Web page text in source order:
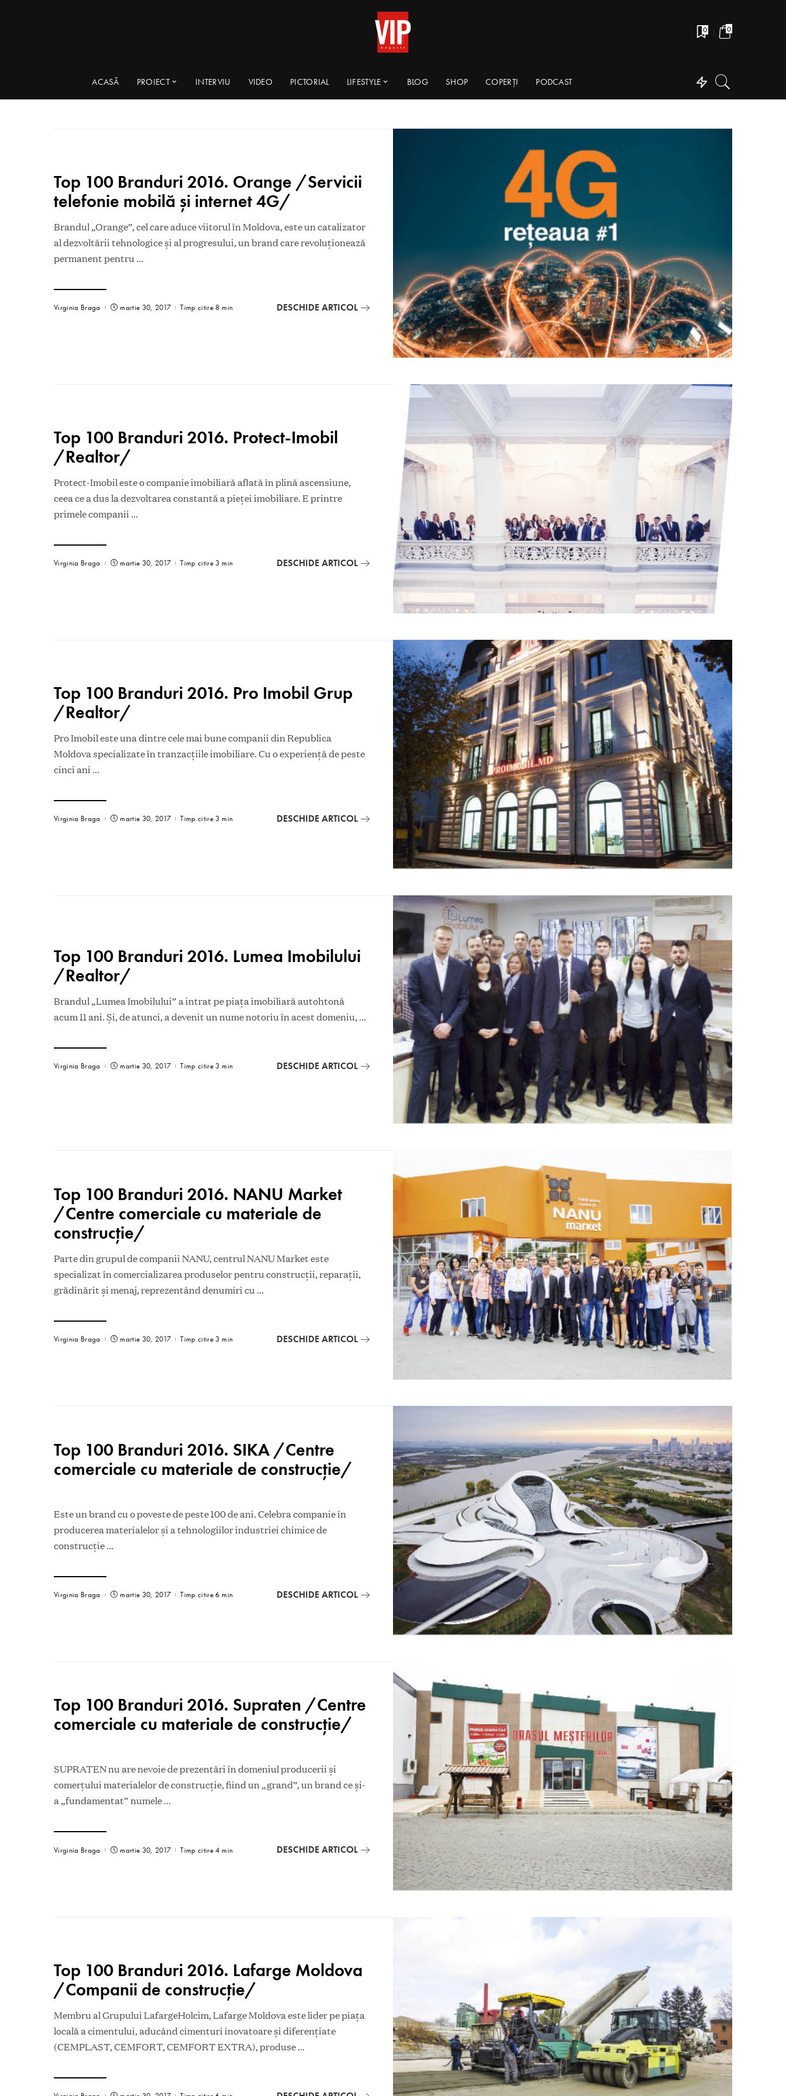
0 0
ACASĂ PROIECT INTERVIU VIDEO PICTORIAL LIFESTYLE BLOG SHOP COPERȚI PODCAST
Top 100 Branduri 2016. Orange /Servicii
telefonie mobilă și internet 4G/
Brandul „Orange”, cel care aduce viitorul în Moldova, este un catalizator
al dezvoltării tehnologice și al progresului, un brand care revoluționează
permanent pentru ...
Virginia Braga martie 30, 2017 Timp citire 8 min DESCHIDE ARTICOL
Top 100 Branduri 2016. Protect-Imobil
/Realtor/
Protect-Imobil este o companie imobiliară aflată în plină ascensiune,
ceea ce a dus la dezvoltarea constantă a pieței imobiliare. E printre
primele companii ...
Virginia Braga martie 30, 2017 Timp citire 3 min DESCHIDE ARTICOL
Top 100 Branduri 2016. Pro Imobil Grup
/Realtor/
Pro Imobil este una dintre cele mai bune companii din Republica
Moldova specializate în tranzacțiile imobiliare. Cu o experiență de peste
cinci ani ...
Virginia Braga martie 30, 2017 Timp citire 3 min DESCHIDE ARTICOL
Top 100 Branduri 2016. Lumea Imobilului
/Realtor/
Brandul „Lumea Imobilului” a intrat pe piața imobiliară autohtonă
acum 11 ani. Și, de atunci, a devenit un nume notoriu în acest domeniu, ...
Virginia Braga martie 30, 2017 Timp citire 3 min DESCHIDE ARTICOL
Top 100 Branduri 2016. NANU Market
/Centre comerciale cu materiale de
construcţie/
Parte din grupul de companii NANU, centrul NANU Market este
specializat în comercializarea produselor pentru construcţii, reparaţii,
grădinărit şi menaj, reprezentând denumiri cu ...
Virginia Braga martie 30, 2017 Timp citire 3 min DESCHIDE ARTICOL
Top 100 Branduri 2016. SIKA /Centre
comerciale cu materiale de construcţie/
Este un brand cu o poveste de peste 100 de ani. Celebra companie în
producerea materialelor și a tehnologiilor industriei chimice de
construcție ...
Virginia Braga martie 30, 2017 Timp citire 6 min DESCHIDE ARTICOL
Top 100 Branduri 2016. Supraten /Centre
comerciale cu materiale de construcţie/
SUPRATEN nu are nevoie de prezentări în domeniul producerii şi
comerțului materialelor de construcție, fiind un „grand”, un brand ce și-
a „fundamentat” numele ...
Virginia Braga martie 30, 2017 Timp citire 4 min DESCHIDE ARTICOL
Top 100 Branduri 2016. Lafarge Moldova
/Companii de construcţie/
Membru al Grupului LafargeHolcim, Lafarge Moldova este lider pe piaţa
locală a cimentului, aducând cimenturi inovatoare şi diferenţiate
(CEMPLAST, CEMFORT, CEMFORT EXTRA), produse ...